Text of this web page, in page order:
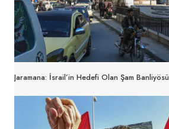
Jaramana: İsrail’in Hedefi Olan Şam Banliyösü